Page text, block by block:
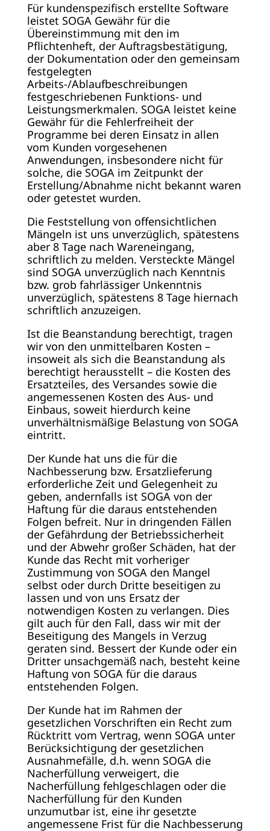
Für kundenspezifisch erstellte Software
leistet SOGA Gewähr für die
Übereinstimmung mit den im
Pflichtenheft, der Auftragsbestätigung,
der Dokumentation oder den gemeinsam
festgelegten
Arbeits-/Ablaufbeschreibungen
festgeschriebenen Funktions- und
Leistungsmerkmalen. SOGA leistet keine
Gewähr für die Fehlerfreiheit der
Programme bei deren Einsatz in allen
vom Kunden vorgesehenen
Anwendungen, insbesondere nicht für
solche, die SOGA im Zeitpunkt der
Erstellung/Abnahme nicht bekannt waren
oder getestet wurden.
Die Feststellung von offensichtlichen
Mängeln ist uns unverzüglich, spätestens
aber 8 Tage nach Wareneingang,
schriftlich zu melden. Versteckte Mängel
sind SOGA unverzüglich nach Kenntnis
bzw. grob fahrlässiger Unkenntnis
unverzüglich, spätestens 8 Tage hiernach
schriftlich anzuzeigen.
Ist die Beanstandung berechtigt, tragen
wir von den unmittelbaren Kosten –
insoweit als sich die Beanstandung als
berechtigt herausstellt – die Kosten des
Ersatzteiles, des Versandes sowie die
angemessenen Kosten des Aus- und
Einbaus, soweit hierdurch keine
unverhältnismäßige Belastung von SOGA
eintritt.
Der Kunde hat uns die für die
Nachbesserung bzw. Ersatzlieferung
erforderliche Zeit und Gelegenheit zu
geben, andernfalls ist SOGA von der
Haftung für die daraus entstehenden
Folgen befreit. Nur in dringenden Fällen
der Gefährdung der Betriebssicherheit
und der Abwehr großer Schäden, hat der
Kunde das Recht mit vorheriger
Zustimmung von SOGA den Mangel
selbst oder durch Dritte beseitigen zu
lassen und von uns Ersatz der
notwendigen Kosten zu verlangen. Dies
gilt auch für den Fall, dass wir mit der
Beseitigung des Mangels in Verzug
geraten sind. Bessert der Kunde oder ein
Dritter unsachgemäß nach, besteht keine
Haftung von SOGA für die daraus
entstehenden Folgen.
Der Kunde hat im Rahmen der
gesetzlichen Vorschriften ein Recht zum
Rücktritt vom Vertrag, wenn SOGA unter
Berücksichtigung der gesetzlichen
Ausnahmefälle, d.h. wenn SOGA die
Nacherfüllung verweigert, die
Nacherfüllung fehlgeschlagen oder die
Nacherfüllung für den Kunden
unzumutbar ist, eine ihr gesetzte
angemessene Frist für die Nachbesserung